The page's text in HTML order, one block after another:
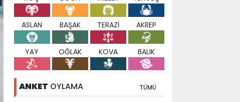
ASLAN BAŞAK TERAZİ AKREP
YAY OĞLAK KOVA BALIK
ANKET OYLAMA TÜMÜ